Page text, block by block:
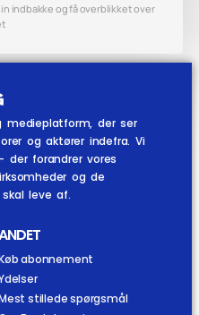
indbakke og få overblikket over
der ser
og aktører indefra. Vi
forandrer vores
og de
leve af.
abonnement
stillede spørgsmål